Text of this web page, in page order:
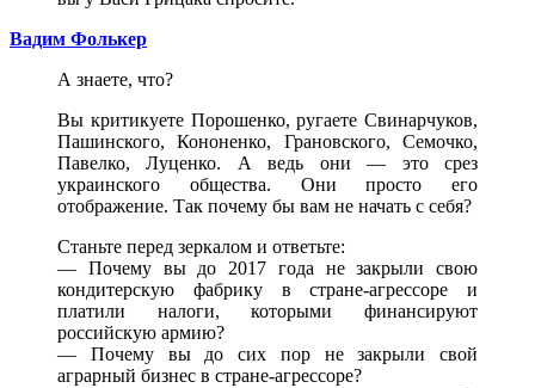
Вадим Фолькер
А знаете, что?
Вы критикуете Порошенко, ругаете Свинарчуков,
Пашинского, Кононенко, Грановского, Семочко,
Павелко, Луценко. А ведь они — это срез
украинского общества. Они просто его
отображение. Так почему бы вам не начать с себя?
Станьте перед зеркалом и ответьте:
— Почему вы до 2017 года не закрыли свою
кондитерскую фабрику в стране-агрессоре и
платили налоги, которыми финансируют
российскую армию?
— Почему вы до сих пор не закрыли свой
аграрный бизнес в стране-агрессоре?